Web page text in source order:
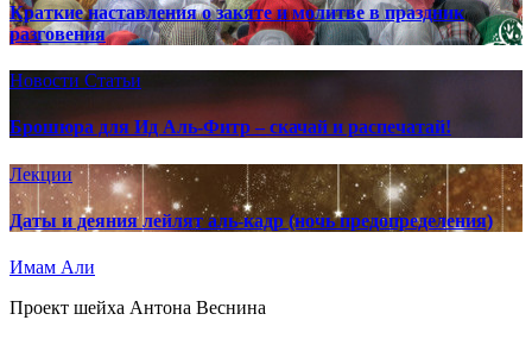
Краткие наставления о закяте и молитве в праздник
разговения
Новости Статьи
Брошюра для Ид Аль-Фитр – скачай и распечатай!
Лекции
Даты и деяния лейлят аль-кадр (ночь предопределения)
Имам Али
Проект шейха Антона Веснина